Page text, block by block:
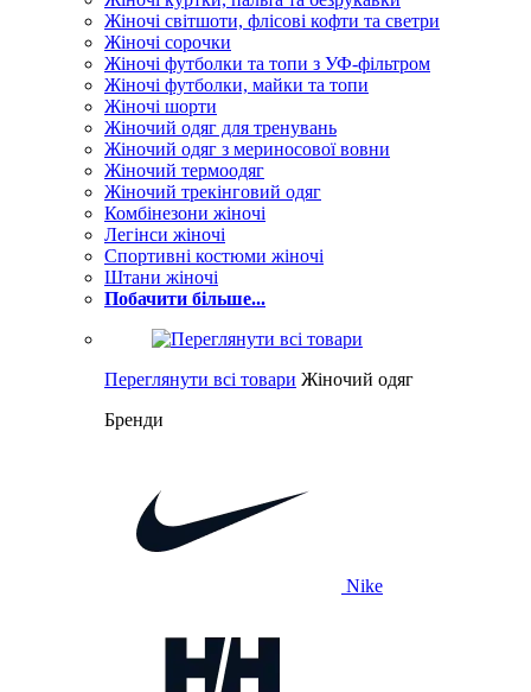
Жіночі світшоти, флісові кофти та светри
Жіночі сорочки
Жіночі футболки та топи з УФ-фільтром
Жіночі футболки, майки та топи
Жіночі шорти
Жіночий одяг для тренувань
Жіночий одяг з мериносової вовни
Жіночий термоодяг
Жіночий трекінговий одяг
Комбінезони жіночі
Легінси жіночі
Спортивні костюми жіночі
Штани жіночі
Побачити більше...
Переглянути всі товари Жіночий одяг
Бренди
Nike